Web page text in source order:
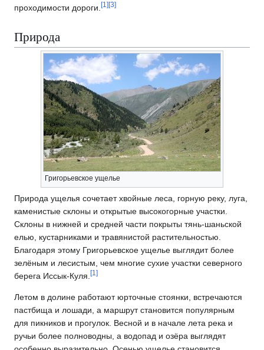
проходимости дороги. [1 ][3]
Природа
Григорьевское ущелье
Природа ущелья сочетает хвойные леса, горную реку, луга,
каменистые склоны и открытые высокогорные участки.
Склоны в нижней и средней части покрыты тянь-шаньской
елью, кустарниками и травянистой растительностью.
Благодаря этому Григорьевское ущелье выглядит более
зелёным и лесистым, чем многие сухие участки северного
берега Иссык-Куля. [1 ]
Летом в долине работают юрточные стоянки, встречаются
пастбища и лошади, а маршрут становится популярным
для пикников и прогулок. Весной и в начале лета река и
ручьи более полноводны, а водопад и озёра выглядят